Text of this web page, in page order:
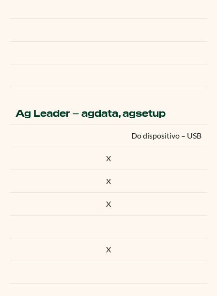
Ag Leader – agdata, agsetup
Do dispositivo – USB
X
X
X
X